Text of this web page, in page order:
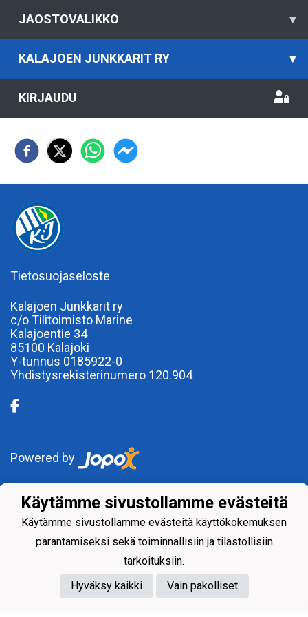
JAOSTOVALIKKO ▾
KALAJOEN JUNKKARIT RY ▾
KIRJAUDU
Tietosuojaseloste
Kalajoen Junkkarit ry
c/o Tilitoimisto Marine
Kalajoentie 34
85100 Kalajoki
Y-tunnus 0185922-0
Yhdistysrekisterinumero 120.904
Powered by
Käytämme sivustollamme evästeitä
Käytämme sivustollamme evästeitä käyttökokemuksen
parantamiseksi sekä toiminnallisiin ja tilastollisiin
tarkoituksiin.
Hyväksy kaikki
Vain pakolliset